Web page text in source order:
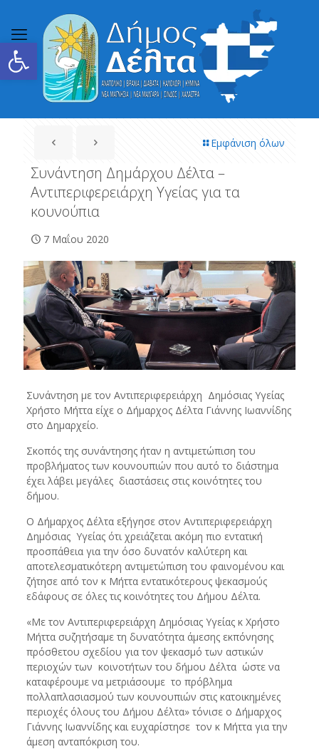
Ανοίξτε τη γραμμή εργαλείων
Εμφάνιση όλων
Συνάντηση Δημάρχου Δέλτα –
Αντιπεριφερειάρχη Υγείας για τα
κουνούπια
7 Μαΐου 2020
Συνάντηση με τον Αντιπεριφερειάρχη Δημόσιας Υγείας
Χρήστο Μήττα είχε ο Δήμαρχος Δέλτα Γιάννης Ιωαννίδης
στο Δημαρχείο.
Σκοπός της συνάντησης ήταν η αντιμετώπιση του
προβλήματος των κουνουπιών που αυτό το διάστημα
έχει λάβει μεγάλες διαστάσεις στις κοινότητες του
δήμου.
Ο Δήμαρχος Δέλτα εξήγησε στον Αντιπεριφερειάρχη
Δημόσιας Υγείας ότι χρειάζεται ακόμη πιο εντατική
προσπάθεια για την όσο δυνατόν καλύτερη και
αποτελεσματικότερη αντιμετώπιση του φαινομένου και
ζήτησε από τον κ Μήττα εντατικότερους ψεκασμούς
εδάφους σε όλες τις κοινότητες του Δήμου Δέλτα.
«Με τον Αντιπεριφερειάρχη Δημόσιας Υγείας κ Χρήστο
Μήττα συζητήσαμε τη δυνατότητα άμεσης εκπόνησης
πρόσθετου σχεδίου για τον ψεκασμό των αστικών
περιοχών των κοινοτήτων του δήμου Δέλτα ώστε να
καταφέρουμε να μετριάσουμε το πρόβλημα
πολλαπλασιασμού των κουνουπιών στις κατοικημένες
περιοχές όλους του Δήμου Δέλτα» τόνισε ο Δήμαρχος
Γιάννης Ιωαννίδης και ευχαρίστησε τον κ Μήττα για την
άμεση ανταπόκριση του.